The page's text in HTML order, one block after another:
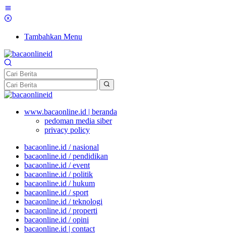
Tambahkan Menu
www.bacaonline.id | beranda
pedoman media siber
privacy policy
bacaonline.id / nasional
bacaonline.id / pendidikan
bacaonline.id / event
bacaonline.id / politik
bacaonline.id / hukum
bacaonline.id / sport
bacaonline.id / teknologi
bacaonline.id / properti
bacaonline.id / opini
bacaonline.id | contact